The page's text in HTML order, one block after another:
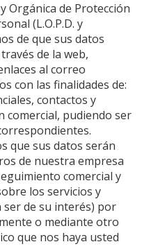
Orgánica de Protección
(L.O.P.D. y
de que sus datos
de la web,
al correo
con las finalidades de:
contactos y
comercial, pudiendo ser
que sus datos serán
de nuestra empresa
comercial y
los servicios y
de su interés) por
o mediante otro
que nos haya usted